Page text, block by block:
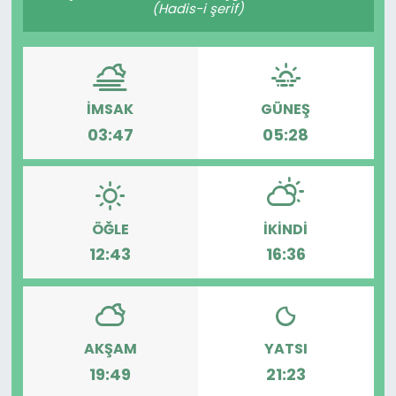
(Hadis-i şerif)
İMSAK
03:47
GÜNEŞ
05:28
ÖĞLE
12:43
İKINDI
16:36
AKŞAM
19:49
YATSI
21:23
SPOR
11:11 MANŞET